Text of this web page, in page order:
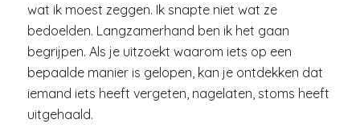
wat ik moest zeggen. Ik snapte niet wat ze
bedoelden. Langzamerhand ben ik het gaan
begrijpen. Als je uitzoekt waarom iets op een
bepaalde manier is gelopen, kan je ontdekken dat
iemand iets heeft vergeten, nagelaten, stoms heeft
uitgehaald.